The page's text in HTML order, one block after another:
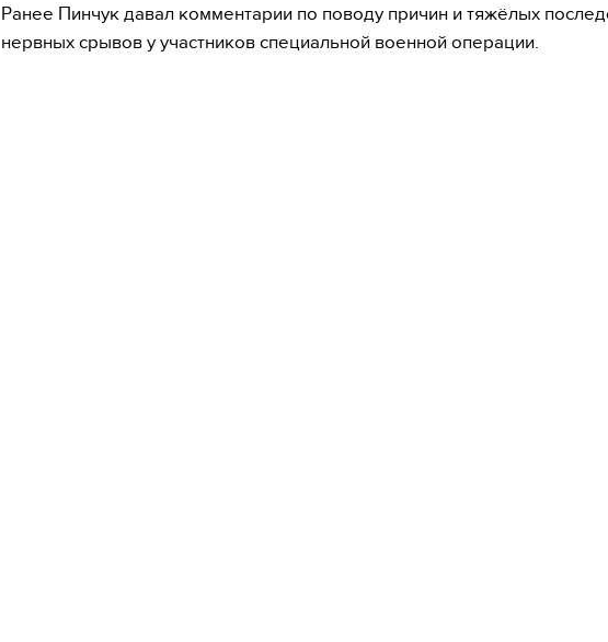
Ранее Пинчук давал комментарии по поводу причин и тяжёлых
нервных срывов у участников специальной военной операции.